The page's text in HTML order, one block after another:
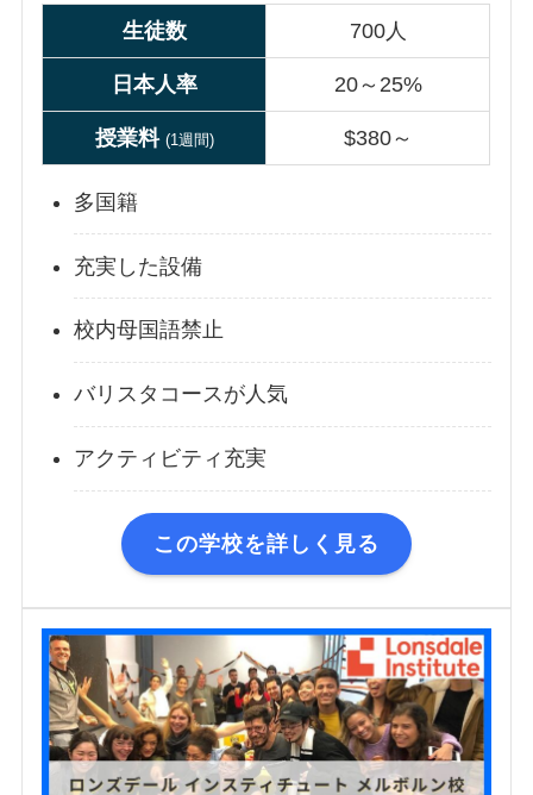
生徒数 700人
日本人率 20～25%
授業料 (1週間) $380～
多国籍
充実した設備
校内母国語禁止
バリスタコースが人気
アクティビティ充実
この学校を詳しく見る